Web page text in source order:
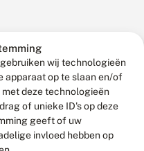
wij technologieën
apparaat op te slaan en/of
deze technologieën
of unieke ID's op deze
geeft of uw
invloed hebben op